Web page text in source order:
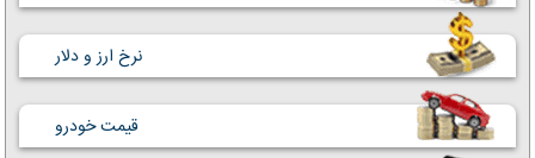
نرخ ارز و دلار
قیمت خودرو